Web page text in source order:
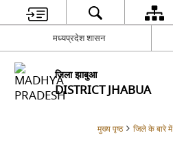
मध्यप्रदेश शासन
जिला झाबुआ
DISTRICT JHABUA
मुख्य पृष्ठ जिले के बारे में